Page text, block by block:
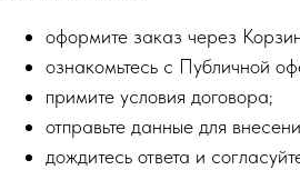
оформите заказ через
ознакомьтесь с Публичной
примите условия договора;
отправьте данные для
дождитесь ответа и